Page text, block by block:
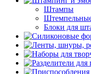
Штампы
Блоки для